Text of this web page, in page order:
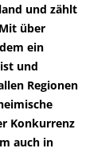
und zählt
über
ein
und
Regionen
Konkurrenz
auch in